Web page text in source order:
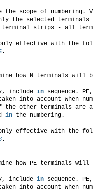
the scope of numbering.
the selected terminals or
terminal strips - all
effective with the
.
how N terminals will be
include in sequence. PE, N
into account when
the other terminals are
in the numbering.
effective with the
.
how PE terminals will be
include in sequence. PE, N
into account when